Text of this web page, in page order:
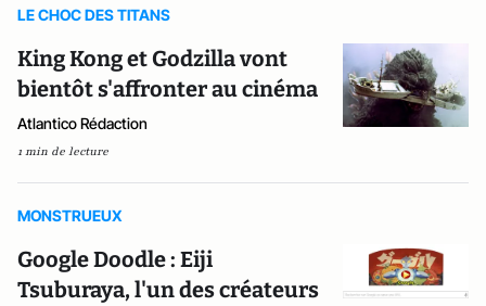
LE CHOC DES TITANS
King Kong et Godzilla vont
bientôt s'affronter au cinéma
Atlantico Rédaction
1 min de lecture
MONSTRUEUX
Google Doodle : Eiji
Tsuburaya, l'un des créateurs